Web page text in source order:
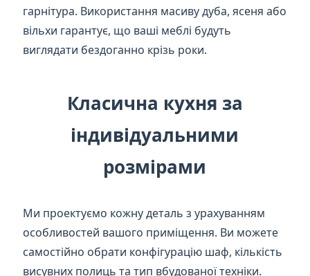
гарнітура. Використання масиву дуба, ясеня або
вільхи гарантує, що ваші меблі будуть
виглядати бездоганно крізь роки.
Класична кухня за
індивідуальними
розмірами
Ми проектуємо кожну деталь з урахуванням
особливостей вашого приміщення. Ви можете
самостійно обрати конфігурацію шаф, кількість
висувних полиць та тип вбудованої техніки.